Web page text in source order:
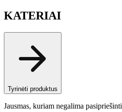
KATERIAI
Tyrinėti produktus
Jausmas, kuriam negalima pasipriešinti